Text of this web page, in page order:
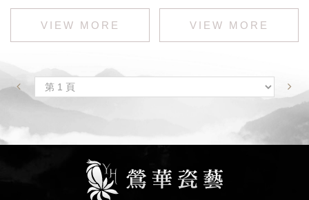
廠，嚴選日本高嶺土製作精
緻佛具，日進斗金，財源百
億。
尺寸：寬約20公分、長7.5公
分、高9.5公分
9261，Line：@168cgqfb
尺寸：
杯子直徑4.5cm*杯高 4.6cm
※歡迎私訊詢問價格